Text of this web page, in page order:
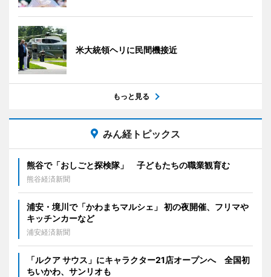
米大統領ヘリに民間機接近
もっと見る
みん経トピックス
熊谷で「おしごと探検隊」 子どもたちの職業観育む
熊谷経済新聞
浦安・境川で「かわまちマルシェ」 初の夜開催、フリマや
キッチンカーなど
浦安経済新聞
「ルクア サウス」にキャラクター21店オープンへ 全国初
ちいかわ、サンリオも